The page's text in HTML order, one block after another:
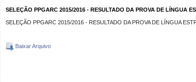
SELEÇÃO PPGARC 2015/2016 - RESULTADO DA PROVA DE LÍNGUA
SELEÇÃO PPGARC 2015/2016 - RESULTADO DA PROVA DE LÍNGUA
Baixar Arquivo